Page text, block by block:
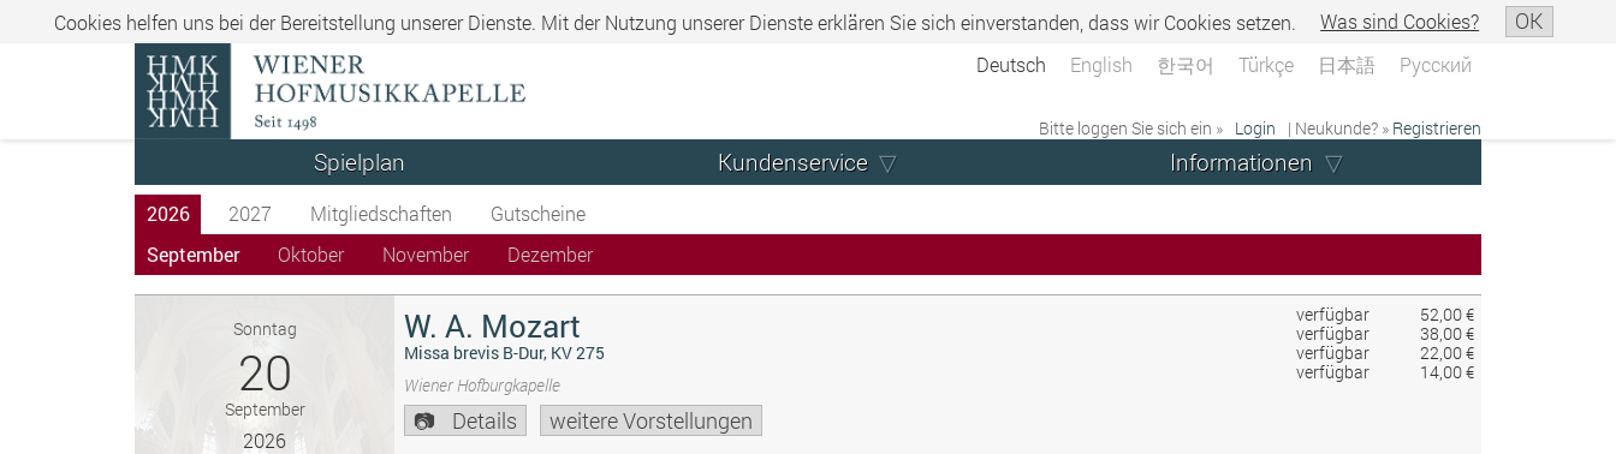
Cookies helfen uns bei der Bereitstellung unserer Dienste. Mit der Nutzung unserer Dienste erklären Sie sich einverstanden, dass wir Cookies setzen. Was sind Cookies? OK
Deutsch English 한국어 Türkçe 日本語 Русский
Bitte loggen Sie sich ein » Login | Neukunde? » Registrieren
Spielplan Kundenservice Informationen
2026 2027 Mitgliedschaften
Gutscheine
September
Oktober November Dezember
verfügbar
52,00 €
verfügbar
38,00 €
verfügbar
22,00 €
verfügbar
14,00 €
Sonntag
20
September
2026
W. A. Mozart
Missa brevis B-Dur, KV 275
Wiener Hofburgkapelle
Details weitere Vorstellungen